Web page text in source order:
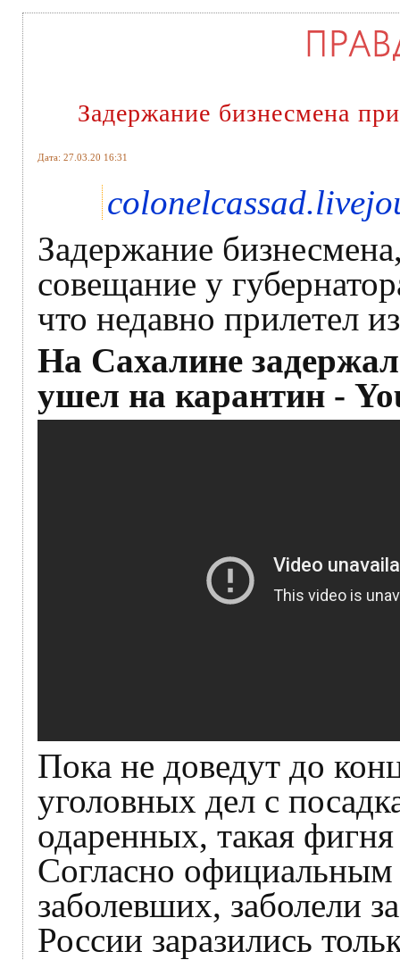
Задержание бизнесмена
Дата: 27.03.20 16:31
Задержание
совещание у
что недавно прилетел
На Сахалине
ушел на карантин -
Пока не доведут до
уголовных дел с
одаренных, такая
Согласно
заболевших, заболели
России заразились